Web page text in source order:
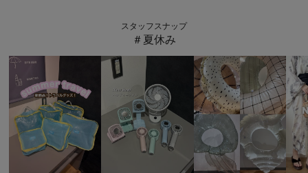
スタッフスナップ
＃夏休み